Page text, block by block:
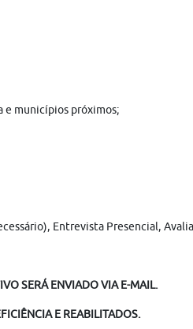
e municípios próximos;
Entrevista Presencial,
SERÁ ENVIADO VIA E-MAIL.
E REABILITADOS.